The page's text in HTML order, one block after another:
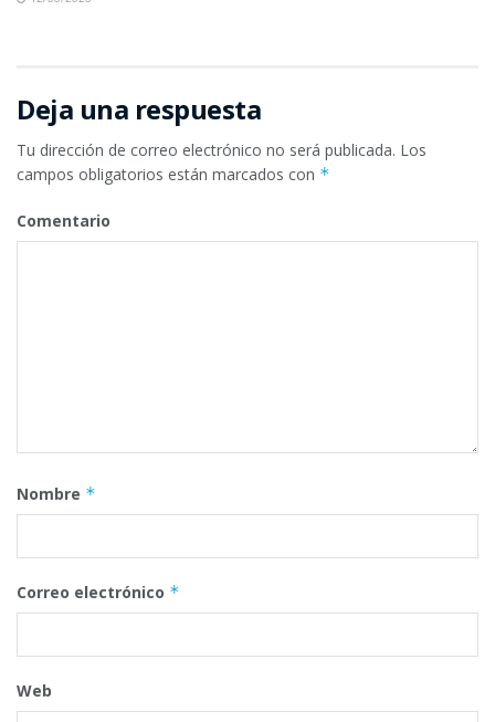
Deja una respuesta
Tu dirección de correo electrónico no será publicada. Los
campos obligatorios están marcados con *
Comentario
Nombre *
Correo electrónico *
Web